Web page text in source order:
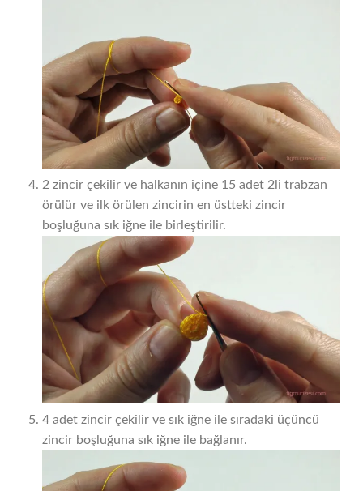
2 zincir çekilir ve halkanın içine 15 adet 2li trabzan
örülür ve ilk örülen zincirin en üstteki zincir
boşluğuna sık iğne ile birleştirilir.
4 adet zincir çekilir ve sık iğne ile sıradaki üçüncü
zincir boşluğuna sık iğne ile bağlanır.